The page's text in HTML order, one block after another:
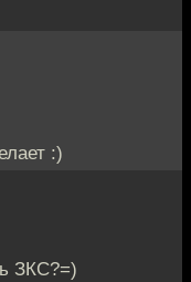
:)
ЗКС?=)